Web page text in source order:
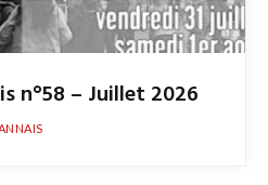
n°58 – Juillet 2026